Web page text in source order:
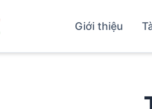
Giới thiệu